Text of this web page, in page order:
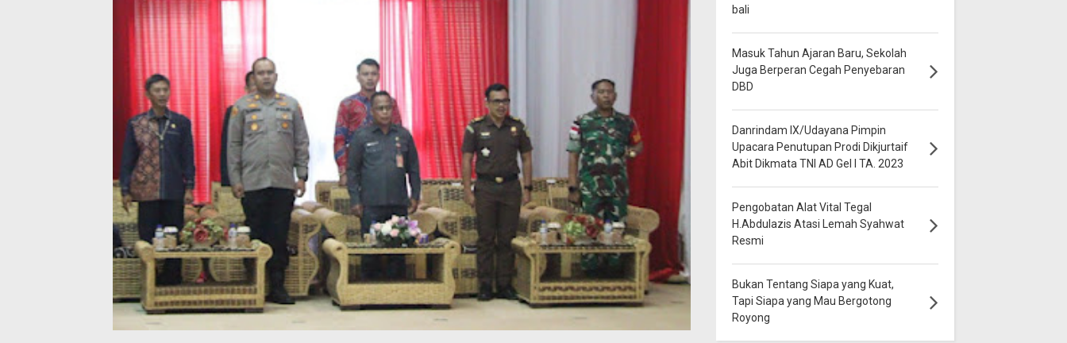
bali
Masuk Tahun Ajaran Baru, Sekolah
Juga Berperan Cegah Penyebaran
DBD
Danrindam IX/Udayana Pimpin
Upacara Penutupan Prodi Dikjurtaif
Abit Dikmata TNI AD Gel I TA. 2023
Pengobatan Alat Vital Tegal
H.Abdulazis Atasi Lemah Syahwat
Resmi
Bukan Tentang Siapa yang Kuat,
Tapi Siapa yang Mau Bergotong
Royong